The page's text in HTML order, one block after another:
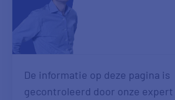
De informatie op deze pagina is
gecontroleerd door onze expert